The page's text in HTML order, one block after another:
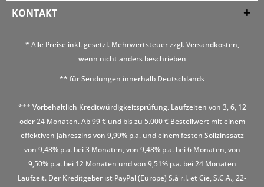
KONTAKT
* Alle Preise inkl. gesetzl. Mehrwertsteuer zzgl.Versandkosten,
wenn nicht anders beschrieben
** für Sendungen innerhalb Deutschlands
*** Vorbehaltlich Kreditwürdigkeitsprüfung. Laufzeiten von 3, 6, 12
oder 24 Monaten. Ab 99 € und bis zu 5.000 € Bestellwert mit einem
effektiven Jahreszins von 9,99% p.a. und einem festen Sollzinssatz
von 9,48% p.a. bei 3 Monaten, von 9,48% p.a. bei 6 Monaten, von
9,50% p.a. bei 12 Monaten und von 9,51% p.a. bei 24 Monaten
Laufzeit. Der Kreditgeber ist PayPal (Europe) S.à r.l. et Cie, S.C.A., 22-